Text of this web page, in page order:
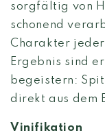
sorgfältig von
schonend
Charakter
Ergebnis sind
begeistern:
direkt aus dem
Vinifikation